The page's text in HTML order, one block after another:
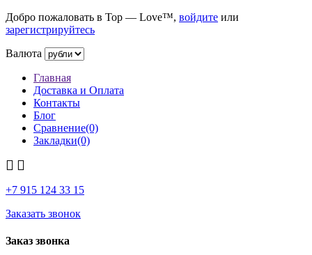
Добро пожаловать в Top — Love™, войдите или
зарегистрируйтесь
Валюта
Главная
Доставка и Оплата
Контакты
Блог
Сравнение(0)
Закладки(0)
+7 915 124 33 15
Заказать звонок
Заказ звонка